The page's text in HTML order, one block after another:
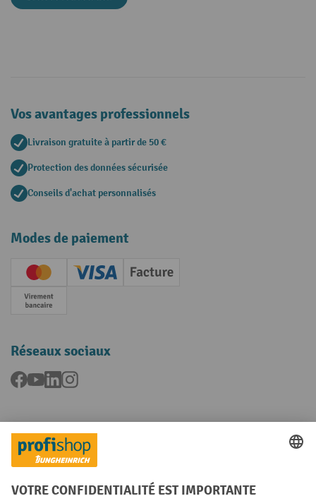
Vos avantages professionnels
Livraison gratuite à partir de 50 €
Protection des données sécurisée
Conseils d'achat personnalisés
Modes de paiement
Creditcard (Master)Creditcard (Visa)
Facture
Paiement anticipé
Réseaux sociaux
Facebook
YouTubeLinkedInInstagram
Langues
FR NL